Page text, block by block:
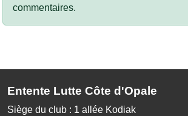
commentaires.
Entente Lutte Côte d'Opale
Siège du club : 1 allée Kodiak